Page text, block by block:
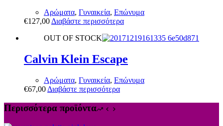
Αρώματα, Γυναικεία, Επώνυμα
€127,00 Διαβάστε περισσότερα
OUT OF STOCK
Calvin Klein Escape
Αρώματα, Γυναικεία, Επώνυμα
€67,00 Διαβάστε περισσότερα
Περισσότερα προϊόντα